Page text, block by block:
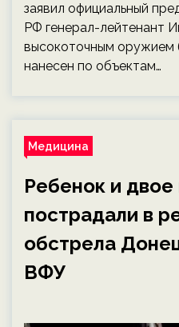
заявил официальный
РФ генерал-лейтенант
высокоточным оружием
нанесен по объектам…
Медицина
Ребенок и
пострадали в
обстрела
ВФУ